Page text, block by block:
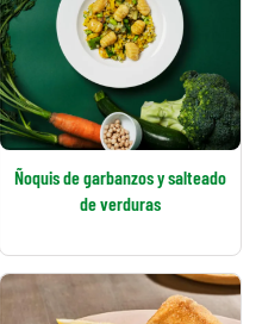
Ñoquis de garbanzos y salteado
de verduras